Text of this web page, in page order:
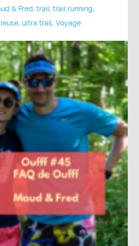
& Fred,trail,trail running,
, ultra trail,Voyage